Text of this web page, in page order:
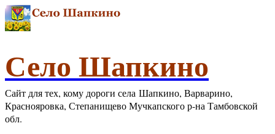
Село Шапкино
Сайт для тех, кому дороги села Шапкино, Варварино,
Краснояровка, Степанищево Мучкапского р-на Тамбовской
обл.